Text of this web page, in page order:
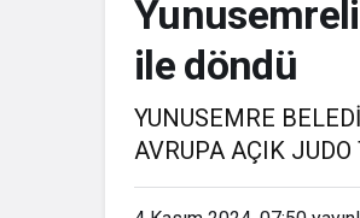
ile döndü
YUNUSEMRE
AVRUPA AÇIK